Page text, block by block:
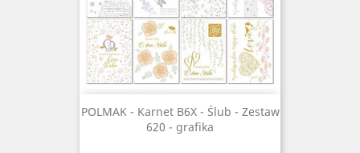
POLMAK - Karnet B6X - Ślub - Zestaw
620 - grafika